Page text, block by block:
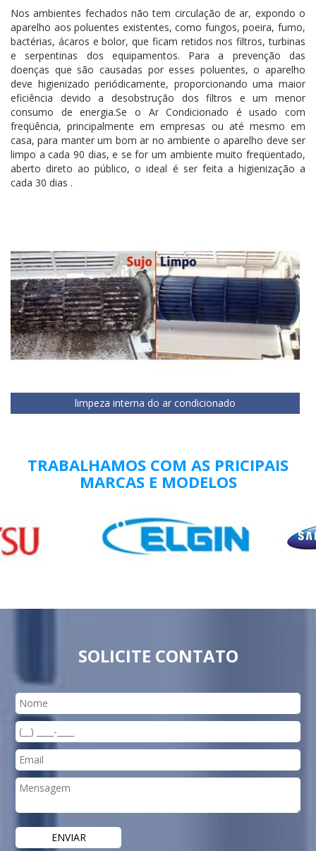
Nos ambientes fechados não tem circulação de ar, expondo o
aparelho aos poluentes existentes, como fungos, poeira, fumo,
bactérias, ácaros e bolor, que ficam retidos nos filtros, turbinas
e serpentinas dos equipamentos. Para a prevenção das
doenças que são causadas por esses poluentes, o aparelho
deve higienizado periódicamente, proporcionando uma maior
eficiência devido a desobstrução dos filtros e um menor
consumo de energia.Se o Ar Condicionado é usado com
freqüência, principalmente em empresas ou até mesmo em
casa, para manter um bom ar no ambiente o aparelho deve ser
limpo a cada 90 dias, e se for um ambiente muito freqüentado,
aberto direto ao público, o ideal é ser feita a higienização a
cada 30 dias .
limpeza interna do ar condicionado
TRABALHAMOS COM AS PRICIPAIS
MARCAS E MODELOS
SOLICITE CONTATO